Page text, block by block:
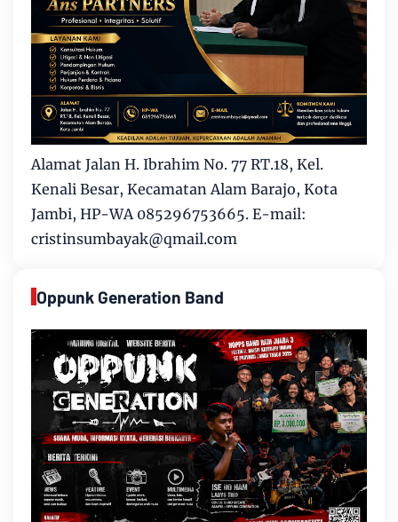
Alamat Jalan H. Ibrahim No. 77 RT.18, Kel.
Kenali Besar, Kecamatan Alam Barajo, Kota
Jambi, HP-WA 085296753665. E-mail:
cristinsumbayak@qmail.com
Oppunk Generation Band